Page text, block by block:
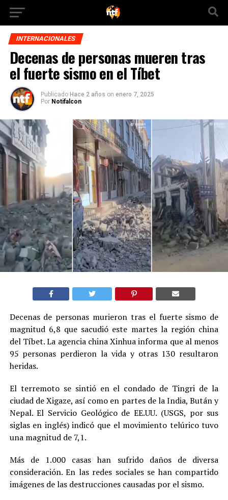
INTERNACIONALES
Decenas de personas mueren tras
el fuerte sismo en el Tíbet
Publicado Hace 2 años on enero 7, 2025
Por Notifalcon
Decenas de personas murieron tras el fuerte sismo de
magnitud 6,8 que sacudió este martes la región china
del Tíbet. La agencia china Xinhua informa que al menos
95 personas perdieron la vida y otras 130 resultaron
heridas.
El terremoto se sintió en el condado de Tingri de la
ciudad de Xigaze, así como en partes de la India, Bután y
Nepal. El Servicio Geológico de EE.UU. (USGS, por sus
siglas en inglés) indicó que el movimiento telúrico tuvo
una magnitud de 7,1.
Más de 1.000 casas han sufrido daños de diversa
consideración. En las redes sociales se han compartido
imágenes de las destrucciones causadas por el sismo.